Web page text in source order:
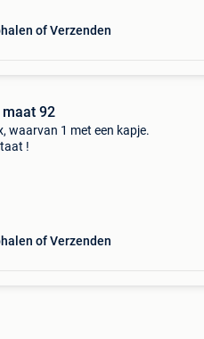
of Verzenden
92
waarvan 1 met een kapje.
!
of Verzenden